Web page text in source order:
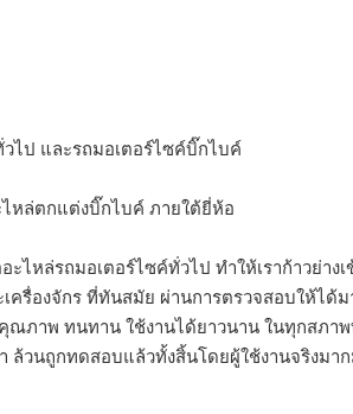
ไป และรถมอเตอร์ไซค์บิ๊กไบค์
หล่ตกแต่งบิ๊กไบค์ ภายใต้ยี่ห้อ
ล่รถมอเตอร์ไซค์ทั่วไป ทำให้เราก้าวย่างเ
ครื่องจักร ที่ทันสมัย ผ่านการตรวจสอบให้ไ
ณภาพ ทนทาน ใช้งานได้ยาวนาน ในทุกส
ล้วนถูกทดสอบแล้วทั้งสิ้นโดยผู้ใช้งานจริงมา